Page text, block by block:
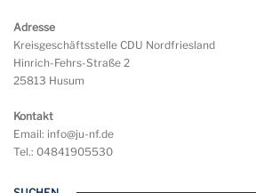
Adresse
Kreisgeschäftsstelle CDU Nordfriesland
Hinrich-Fehrs-Straße 2
25813 Husum
Kontakt
Email: info@ju-nf.de
Tel.: 04841905530